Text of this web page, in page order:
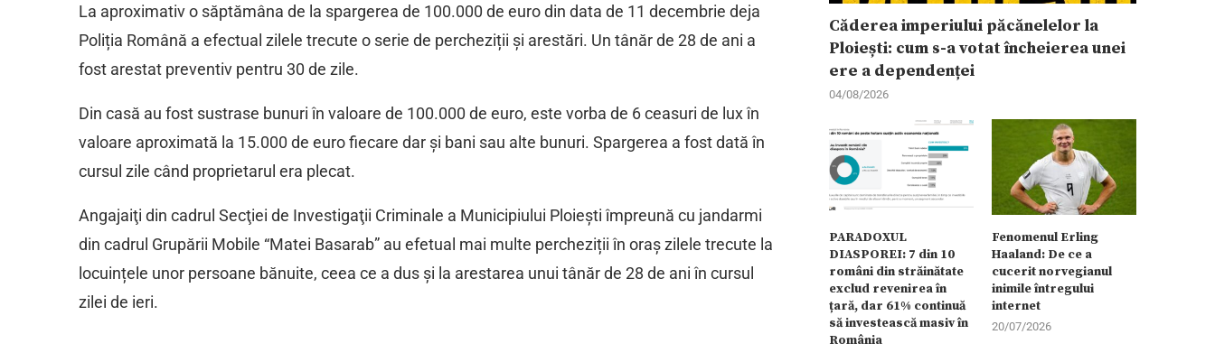
La aproximativ o săptămâna de la spargerea de 100.000 de euro din data de 11 decembrie deja
Poliția Română a efectual zilele trecute o serie de percheziții și arestări. Un tânăr de 28 de ani a
fost arestat preventiv pentru 30 de zile.
Din casă au fost sustrase bunuri în valoare de 100.000 de euro, este vorba de 6 ceasuri de lux în
valoare aproximată la 15.000 de euro fiecare dar și bani sau alte bunuri. Spargerea a fost dată în
cursul zile când proprietarul era plecat.
Angajaiţi din cadrul Secţiei de Investigaţii Criminale a Municipiului Ploiești împreună cu jandarmi
din cadrul Grupării Mobile “Matei Basarab” au efetual mai multe percheziții în oraș zilele trecute la
locuințele unor persoane bănuite, ceea ce a dus și la arestarea unui tânăr de 28 de ani în cursul
zilei de ieri.
Căderea imperiului păcănelelor la
Ploiești: cum s-a votat încheierea unei
ere a dependenței
04/08/2026
PARADOXUL
DIASPOREI: 7 din 10
români din străinătate
exclud revenirea în
țară, dar 61% continuă
să investească masiv în
România
Fenomenul Erling
Haaland: De ce a
cucerit norvegianul
inimile întregului
internet
20/07/2026